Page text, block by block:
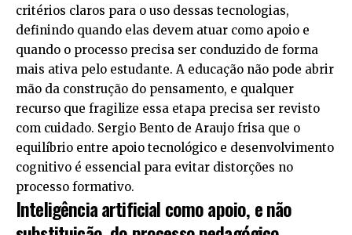
critérios claros para o uso dessas tecnologias,
definindo quando elas devem atuar como apoio e
quando o processo precisa ser conduzido de forma
mais ativa pelo estudante. A educação não pode abrir
mão da construção do pensamento, e qualquer
recurso que fragilize essa etapa precisa ser revisto
com cuidado. Sergio Bento de Araujo frisa que o
equilíbrio entre apoio tecnológico e desenvolvimento
cognitivo é essencial para evitar distorções no
processo formativo.
Inteligência artificial como apoio, e não